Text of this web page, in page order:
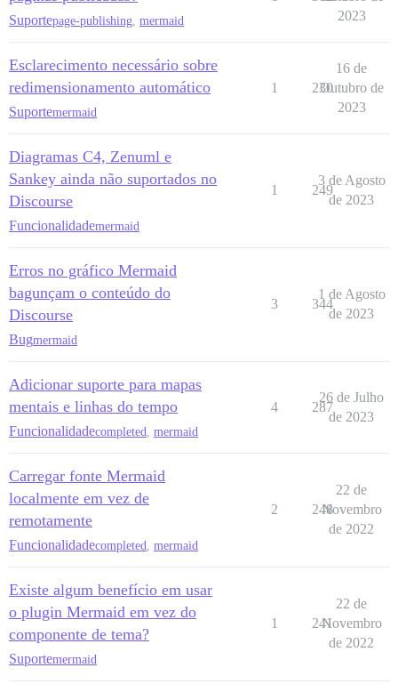
Suportepage-publishing mermaid
2023
Esclarecimento necessário sobre
redimensionamento automático
Suportemermaid
1 230
16 de
Outubro de
2023
Diagramas C4, Zenuml e
Sankey ainda não suportados no
Discourse
Funcionalidademermaid
1 249
3 de Agosto
de 2023
Erros no gráfico Mermaid
bagunçam o conteúdo do
Discourse
Bugmermaid
3 344
1 de Agosto
de 2023
Adicionar suporte para mapas
mentais e linhas do tempo
Funcionalidadecompleted mermaid
4 287
26 de Julho
de 2023
Carregar fonte Mermaid
localmente em vez de
remotamente
Funcionalidadecompleted mermaid
2 248
22 de
Novembro
de 2022
Existe algum benefício em usar
o plugin Mermaid em vez do
componente de tema?
Suportemermaid
1 241
22 de
Novembro
de 2022